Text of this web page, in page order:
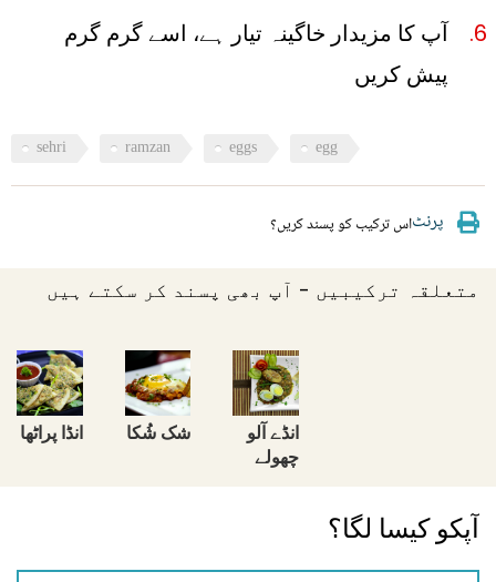
آپ کا مزیدار خاگینہ تیار ہے، اسے گرم گرم
پیش کریں
sehri ramzan eggs egg
اس ترکیب کو پسند کریں؟پرنٹ
متعلقہ ترکیبیں - آپ بھی پسند کر سکتے ہیں
انڈا پراٹھا شک شُکا
انڈے آلو
چھولے
آپکو کیسا لگا؟